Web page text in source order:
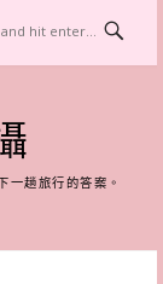
一趟旅行的答案。